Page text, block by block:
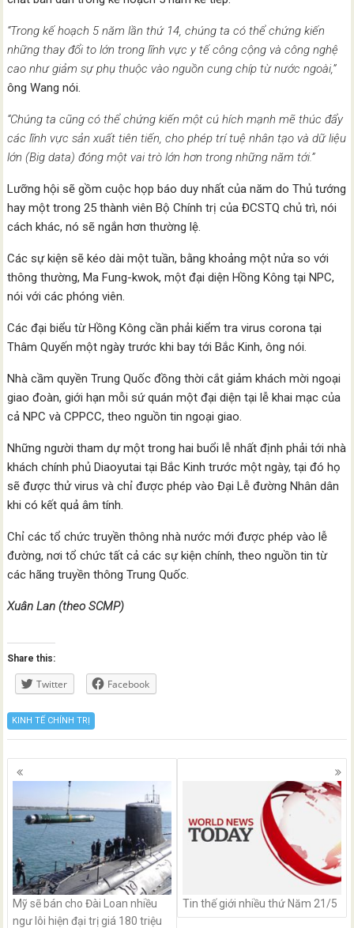
“Trong kế hoạch 5 năm lần thứ 14, chúng ta có thể chứng kiến
những thay đổi to lớn trong lĩnh vực y tế công cộng và công nghệ
cao như giảm sự phụ thuộc vào nguồn cung chíp từ nước ngoài,”
ông Wang nói.
“Chúng ta cũng có thể chứng kiến một cú hích mạnh mẽ thúc đẩy
các lĩnh vực sản xuất tiên tiến, cho phép trí tuệ nhân tạo và dữ liệu
lớn (Big data) đóng một vai trò lớn hơn trong những năm tới.”
Lưỡng hội sẽ gồm cuộc họp báo duy nhất của năm do Thủ tướng
hay một trong 25 thành viên Bộ Chính trị của ĐCSTQ chủ trì, nói
cách khác, nó sẽ ngắn hơn thường lệ.
Các sự kiện sẽ kéo dài một tuần, bằng khoảng một nửa so với
thông thường, Ma Fung-kwok, một đại diện Hồng Kông tại NPC,
nói với các phóng viên.
Các đại biểu từ Hồng Kông cần phải kiểm tra virus corona tại
Thâm Quyến một ngày trước khi bay tới Bắc Kinh, ông nói.
Nhà cầm quyền Trung Quốc đồng thời cắt giảm khách mời ngoại
giao đoàn, giới hạn mỗi sứ quán một đại diện tại lễ khai mạc của
cả NPC và CPPCC, theo nguồn tin ngoại giao.
Những người tham dự một trong hai buổi lễ nhất định phải tới nhà
khách chính phủ Diaoyutai tại Bắc Kinh trước một ngày, tại đó họ
sẽ được thử virus và chỉ được phép vào Đại Lễ đường Nhân dân
khi có kết quả âm tính.
Chỉ các tổ chức truyền thông nhà nước mới được phép vào lễ
đường, nơi tổ chức tất cả các sự kiện chính, theo nguồn tin từ
các hãng truyền thông Trung Quốc.
Xuân Lan (theo SCMP)
Share this:
Twitter Facebook
KINH TẾ CHÍNH TRỊ
Posts
navigation
Mỹ sẽ bán cho Đài Loan nhiều
ngư lôi hiện đại trị giá 180 triệu
Tin thế giới nhiều thứ Năm 21/5